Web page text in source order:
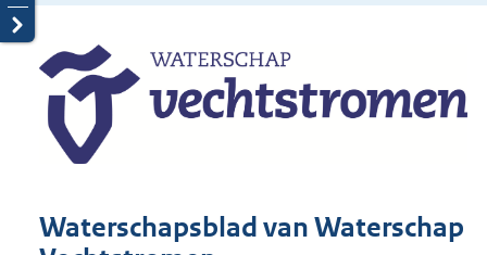
Waterschapsblad van Waterschap